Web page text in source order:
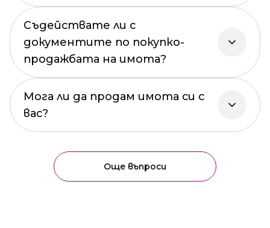
Съдействате ли с
документите по покупко-
продажбата на имота?
Мога ли да продам имота си с
вас?
Още въпроси